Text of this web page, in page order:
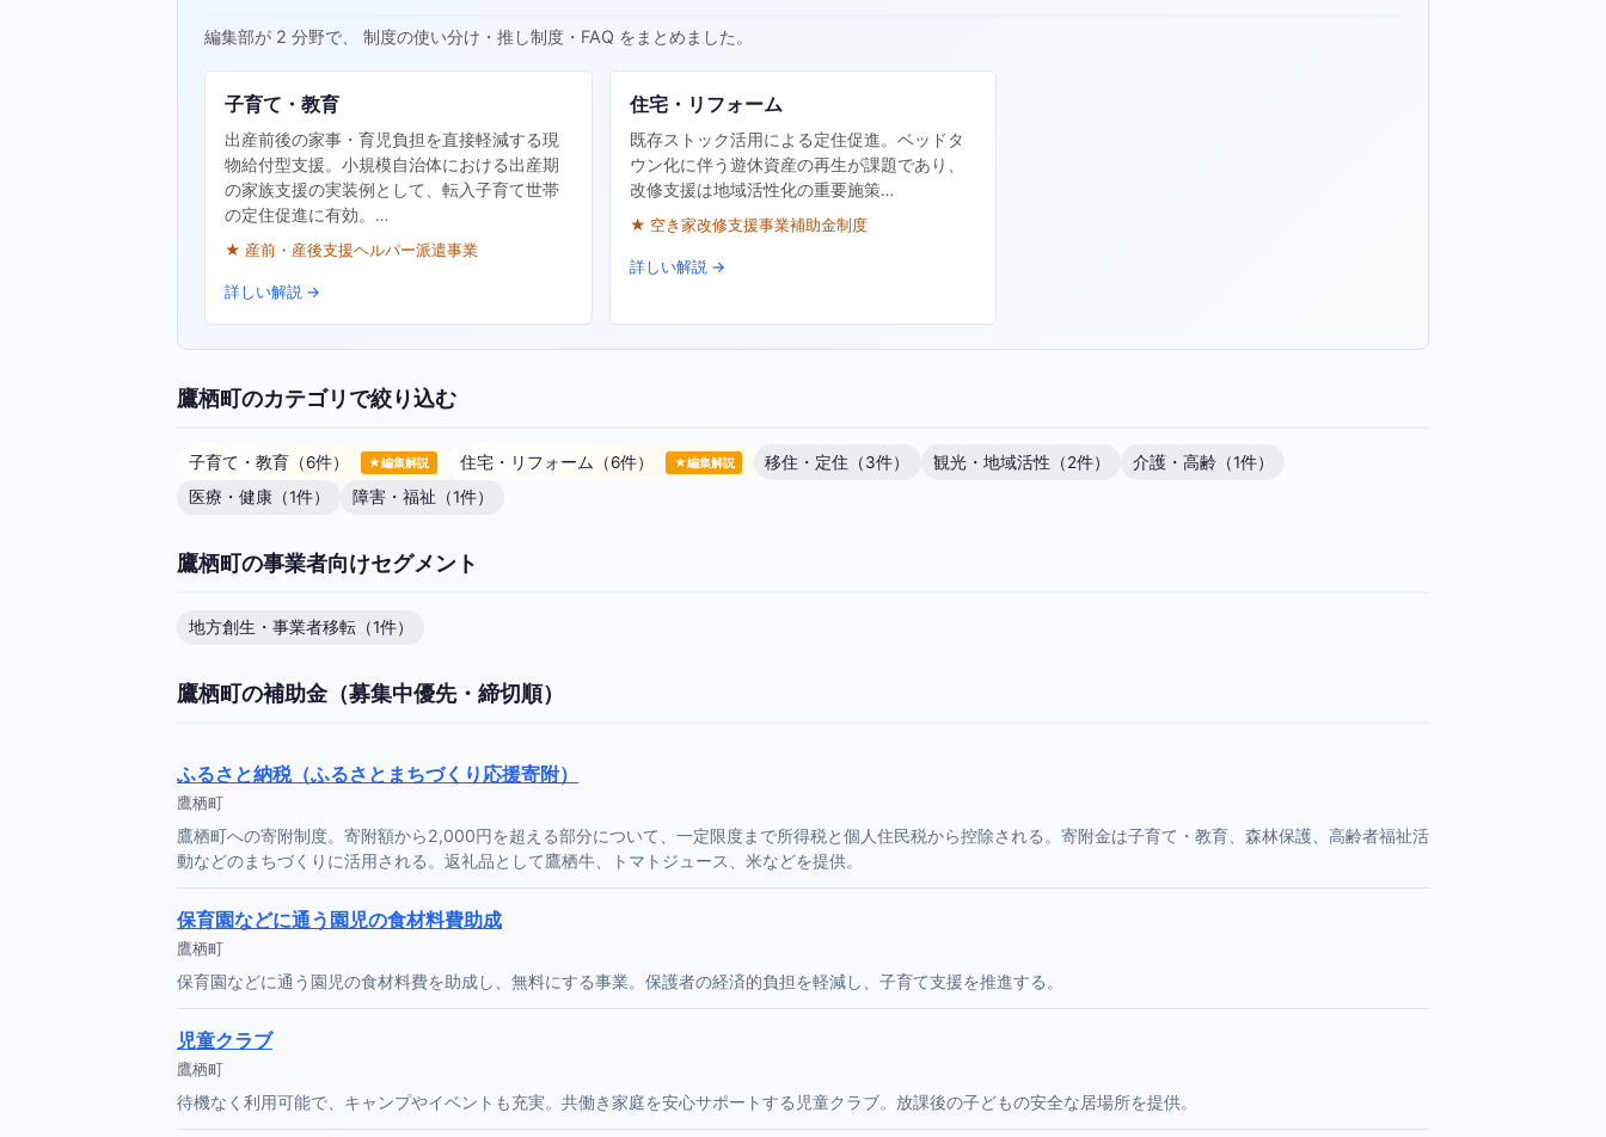
編集部が 2 分野で、 制度の使い分け・推し制度・FAQ をまとめました。
子育て・教育
出産前後の家事・育児負担を直接軽減する現
物給付型支援。小規模自治体における出産期
の家族支援の実装例として、転入子育て世帯
の定住促進に有効。…
★ 産前・産後支援ヘルパー派遣事業
詳しい解説 →
住宅・リフォーム
既存ストック活用による定住促進。ベッドタ
ウン化に伴う遊休資産の再生が課題であり、
改修支援は地域活性化の重要施策…
★ 空き家改修支援事業補助金制度
詳しい解説 →
鷹栖町のカテゴリで絞り込む
子育て・教育（6件） ★編集解説 住宅・リフォーム（6件） ★編集解説 移住・定住（3件） 観光・地域活性（2件）
介護・高齢（1件）
医療・健康（1件）
障害・福祉（1件）
鷹栖町の事業者向けセグメント
地方創生・事業者移転（1件）
鷹栖町の補助金（募集中優先・締切順）
ふるさと納税（ふるさとまちづくり応援寄附）
鷹栖町
鷹栖町への寄附制度。寄附額から2,000円を超える部分について、一定限度まで所得税と個人住民税から控除される。寄附金は子育て・教育、森林保護、高齢者福祉活
動などのまちづくりに活用される。返礼品として鷹栖牛、トマトジュース、米などを提供。
保育園などに通う園児の食材料費助成
鷹栖町
保育園などに通う園児の食材料費を助成し、無料にする事業。保護者の経済的負担を軽減し、子育て支援を推進する。
児童クラブ
鷹栖町
待機なく利用可能で、キャンプやイベントも充実。共働き家庭を安心サポートする児童クラブ。放課後の子どもの安全な居場所を提供。